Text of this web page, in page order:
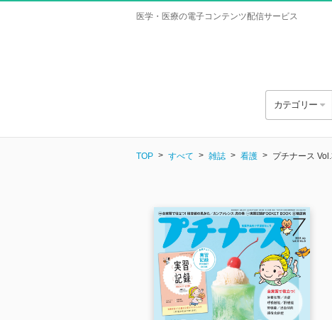
医学・医療の電子コンテンツ配信サービス
カテゴリー
TOP すべて 雑誌 看護 プチナース